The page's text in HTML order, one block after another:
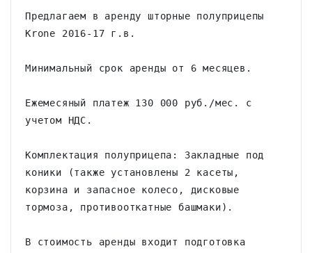
Предлагаем в аренду шторные полуприцепы
Krone 2016-17 г.в.
Минимальный срок аренды от 6 месяцев.
Ежемесяный платеж 130 000 руб./мес. с
учетом НДС.
Комплектация полуприцепа: Закладные под
коники (также установлены 2 касеты,
корзина и запасное колесо, дисковые
тормоза, противооткатные башмаки).
В стоимость аренды входит подготовка